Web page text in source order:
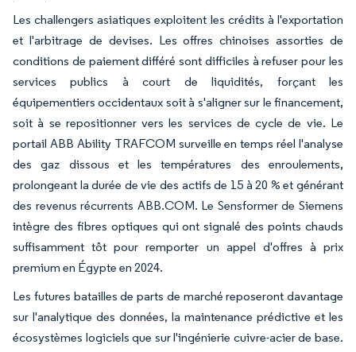
Les challengers asiatiques exploitent les crédits à l'exportation
et l'arbitrage de devises. Les offres chinoises assorties de
conditions de paiement différé sont difficiles à refuser pour les
services publics à court de liquidités, forçant les
équipementiers occidentaux soit à s'aligner sur le financement,
soit à se repositionner vers les services de cycle de vie. Le
portail ABB Ability TRAFCOM surveille en temps réel l'analyse
des gaz dissous et les températures des enroulements,
prolongeant la durée de vie des actifs de 15 à 20 % et générant
des revenus récurrents ABB.COM. Le Sensformer de Siemens
intègre des fibres optiques qui ont signalé des points chauds
suffisamment tôt pour remporter un appel d'offres à prix
premium en Égypte en 2024.
Les futures batailles de parts de marché reposeront davantage
sur l'analytique des données, la maintenance prédictive et les
écosystèmes logiciels que sur l'ingénierie cuivre-acier de base.